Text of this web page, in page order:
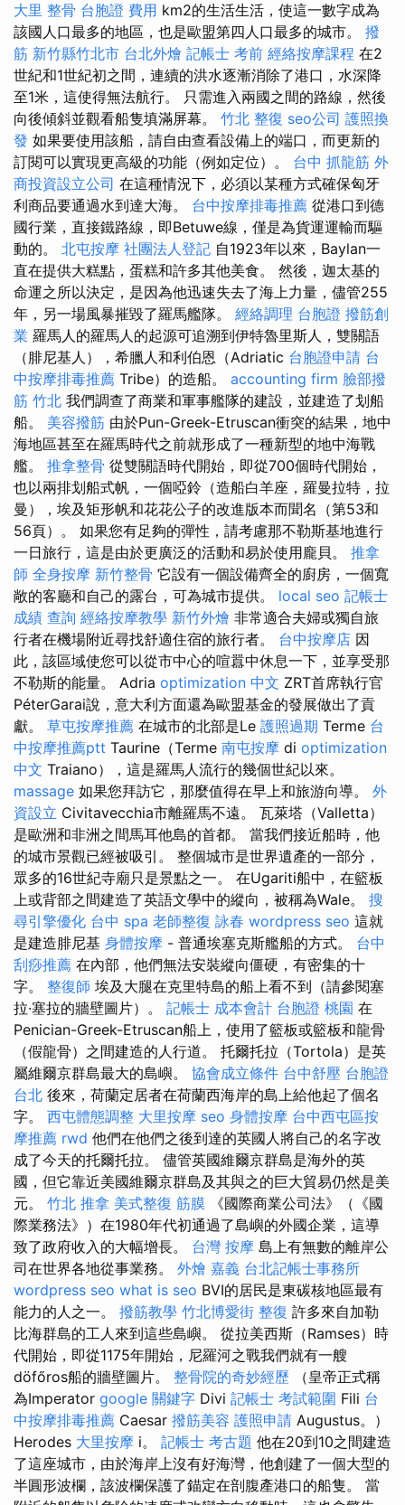
大里 整骨 台胞證 費用 km2的生活生活，使這一數字成為
該國人口最多的地區，也是歐盟第四人口最多的城市。 撥
筋 新竹縣竹北市 台北外燴 記帳士 考前 經絡按摩課程 在2
世紀和1世紀初之間，連續的洪水逐漸消除了港口，水深降
至1米，這使得無法航行。 只需進入兩國之間的路線，然後
向後傾斜並觀看船隻填滿屏幕。 竹北 整復 seo公司 護照換
發 如果要使用該船，請自由查看設備上的端口，而更新的
訂閱可以實現更高級的功能（例如定位）。 台中 抓龍筋 外
商投資設立公司 在這種情況下，必須以某種方式確保匈牙
利商品要通過水到達大海。 台中按摩排毒推薦 從港口到德
國行業，直接鐵路線，即Betuwe線，僅是為貨運運輸而驅
動的。 北屯按摩 社團法人登記 自1923年以來，Baylan一
直在提供大糕點，蛋糕和許多其他美食。 然後，迦太基的
命運之所以決定，是因為他迅速失去了海上力量，儘管255
年，另一場風暴摧毀了羅馬艦隊。 經絡調理 台胞證 撥筋創
業 羅馬人的羅馬人的起源可追溯到伊特魯里斯人，雙關語
（腓尼基人），希臘人和利伯恩（Adriatic 台胞證申請 台
中按摩排毒推薦 Tribe）的造船。 accounting firm 臉部撥
筋 竹北 我們調查了商業和軍事艦隊的建設，並建造了划船
船。 美容撥筋 由於Pun-Greek-Etruscan衝突的結果，地中
海地區甚至在羅馬時代之前就形成了一種新型的地中海戰
艦。 推拿整骨 從雙關語時代開始，即從700個時代開始，
也以兩排划船式帆，一個啞鈴（造船白羊座，羅曼拉特，拉
曼），埃及矩形帆和花花公子的改進版本而聞名（第53和
56頁）。 如果您有足夠的彈性，請考慮那不勒斯基地進行
一日旅行，這是由於更廣泛的活動和易於使用龐貝。 推拿
師 全身按摩 新竹整骨 它設有一個設備齊全的廚房，一個寬
敞的客廳和自己的露台，可為城市提供。 local seo 記帳士
成績 查詢 經絡按摩教學 新竹外燴 非常適合夫婦或獨自旅
行者在機場附近尋找舒適住宿的旅行者。 台中按摩店 因
此，該區域使您可以從市中心的喧囂中休息一下，並享受那
不勒斯的能量。 Adria optimization 中文 ZRT首席執行官
PéterGarai說，意大利方面還為歐盟基金的發展做出了貢
獻。 草屯按摩推薦 在城市的北部是Le 護照過期 Terme 台
中按摩推薦ptt Taurine（Terme 南屯按摩 di optimization
中文 Traiano），這是羅馬人流行的幾個世紀以來。
massage 如果您拜訪它，那麼值得在早上和旅游向導。 外
資設立 Civitavecchia市離羅馬不遠。 瓦萊塔（Valletta）
是歐洲和非洲之間馬耳他島的首都。 當我們接近船時，他
的城市景觀已經被吸引。 整個城市是世界遺產的一部分，
眾多的16世紀寺廟只是景點之一。 在Ugariti船中，在籃板
上或背部之間建造了英語文學中的縱向，被稱為Wale。 搜
尋引擎優化 台中 spa 老師整復 詠春 wordpress seo 這就
是建造腓尼基 身體按摩 - 普通埃塞克斯艦船的方式。 台中
刮痧推薦 在內部，他們無法安裝縱向僵硬，有密集的十
字。 整復師 埃及大腿在克里特島的船上看不到（請參閱塞
拉·塞拉的牆壁圖片）。 記帳士 成本會計 台胞證 桃園 在
Penician-Greek-Etruscan船上，使用了籃板或籃板和龍骨
（假龍骨）之間建造的人行道。 托爾托拉（Tortola）是英
屬維爾京群島最大的島嶼。 協會成立條件 台中舒壓 台胞證
台北 後來，荷蘭定居者在荷蘭西海岸的島上給他起了個名
字。 西屯體態調整 大里按摩 seo 身體按摩 台中西屯區按
摩推薦 rwd 他們在他們之後到達的英國人將自己的名字改
成了今天的托爾托拉。 儘管英國維爾京群島是海外的英
國，但它靠近美國維爾京群島及其與之的巨大貿易仍然是美
元。 竹北 推拿 美式整復 筋膜 《國際商業公司法》（《國
際業務法》）在1980年代初通過了島嶼的外國企業，這導
致了政府收入的大幅增長。 台灣 按摩 島上有無數的離岸公
司在世界各地從事業務。 外燴 嘉義 台北記帳士事務所
wordpress seo what is seo BVI的居民是東碳核地區最有
能力的人之一。 撥筋教學 竹北博愛街 整復 許多來自加勒
比海群島的工人來到這些島嶼。 從拉美西斯（Ramses）時
代開始，即從1175年開始，尼羅河之戰我們就有一艘
döfőros船的牆壁圖片。 整骨院的奇妙經歷 （皇帝正式稱
為Imperator google 關鍵字 Divi 記帳士 考試範圍 Fili 台
中按摩排毒推薦 Caesar 撥筋美容 護照申請 Augustus。）
Herodes 大里按摩 i。 記帳士 考古題 他在20到10之間建造
了這座城市，由於海岸上沒有好海灣，他創建了一個大型的
半圓形波欄，該波欄保護了錨定在剖腹產港口的船隻。 當